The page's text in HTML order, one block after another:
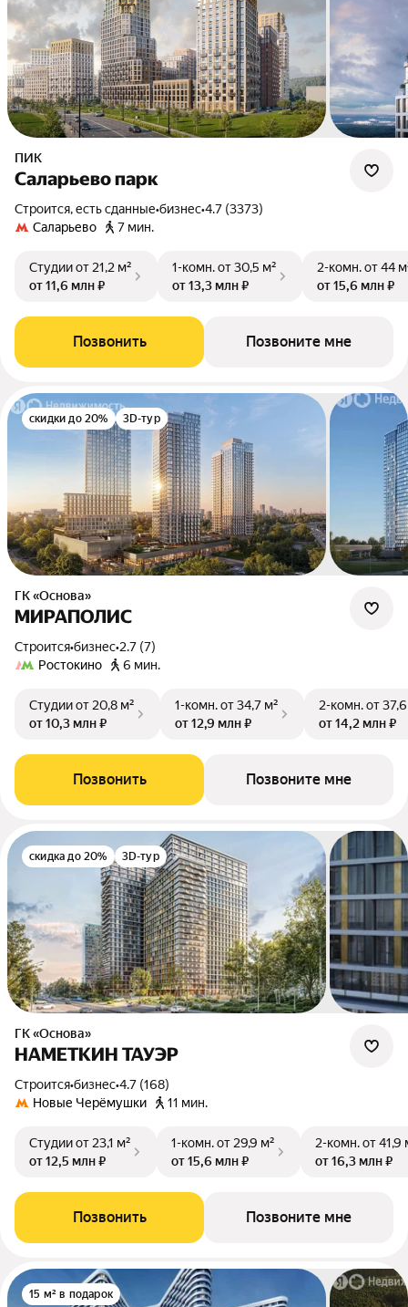
ПИК
Саларьево парк
Строится, есть сданные•бизнес•4.7 (3373)
Саларьево
7 мин.
Студииот 21,2 м²
от 11,6 млн ₽
1-комн.от 30,5 м²
от 13,3 млн ₽
2-комн.от 44
от 15,6 млн ₽
Позвонить Позвоните мне
скидки до 20% 3D-тур
ГК «Основа»
МИРАПОЛИС
Строится•бизнес•2.7 (7)
Ростокино
6 мин.
Студииот 20,8 м²
от 10,3 млн ₽
1-комн.от 34,7 м²
от 12,9 млн ₽
2-комн.от
от 14,2 млн ₽
Позвонить Позвоните мне
скидка до 20% 3D-тур
ГК «Основа»
НАМЕТКИН ТАУЭР
Строится•бизнес•4.7 (168)
Новые Черёмушки
11 мин.
Студииот 23,1 м²
от 12,5 млн ₽
1-комн.от 29,9 м²
от 15,6 млн ₽
2-комн.от 41,9
от 16,3 млн ₽
Позвонить Позвоните мне
15 м² в подарок